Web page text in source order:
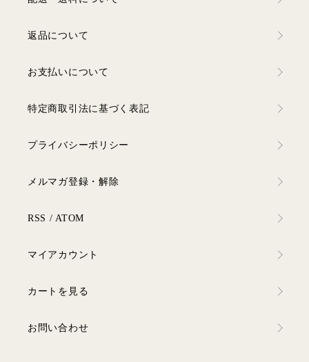
返品について
お支払いについて
特定商取引法に基づく表記
プライバシーポリシー
メルマガ登録・解除
RSS / ATOM
マイアカウント
カートを見る
お問い合わせ